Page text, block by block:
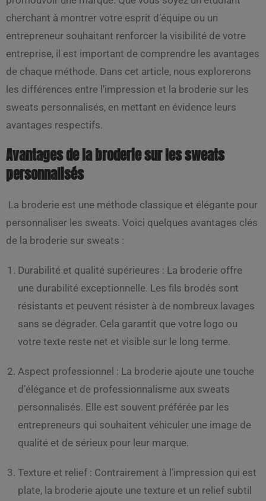
cherchant à montrer votre esprit d’équipe ou un
entrepreneur souhaitant renforcer la visibilité de votre
entreprise, il est important de comprendre les avantages
de chaque méthode. Dans cet article, nous explorerons
les différences entre l’impression et la broderie sur les
sweats personnalisés, en mettant en évidence leurs
avantages respectifs.
Avantages de la broderie sur les sweats
personnalisés
La broderie est une méthode classique et élégante pour
personnaliser les sweats. Voici quelques avantages clés
de la broderie sur sweats :
Durabilité et qualité supérieures : La broderie offre
une durabilité exceptionnelle. Les fils brodés sont
résistants et peuvent résister à de nombreux lavages
sans se dégrader. Cela garantit que votre logo ou
votre texte reste net et visible sur le long terme.
Aspect professionnel : La broderie ajoute une touche
d’élégance et de professionnalisme aux sweats
personnalisés. Elle est souvent préférée par les
entrepreneurs qui souhaitent véhiculer une image de
qualité et de sérieux pour leur marque.
Texture et relief : Contrairement à l’impression qui est
plate, la broderie ajoute une texture et un relief subtil